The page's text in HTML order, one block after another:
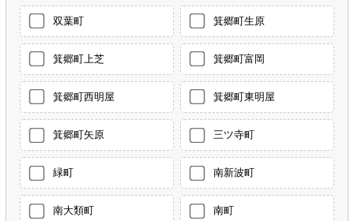
双葉町 箕郷町生原
箕郷町上芝 箕郷町富岡
箕郷町西明屋 箕郷町東明屋
箕郷町矢原 三ツ寺町
緑町 南新波町
南大類町 南町